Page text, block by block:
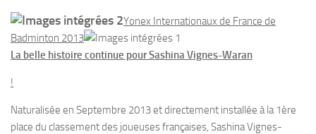
Yonex Internationaux de France de
Badminton 2013
La belle histoire continue pour Sashina Vignes-Waran
!
Naturalisée en Septembre 2013 et directement installée à la 1ère
place du classement des joueuses françaises, Sashina Vignes-